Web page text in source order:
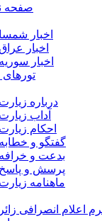
صفحه
اخبار شمسا
اخبار عراق
اخبار سوریه
تورهای
درباره زیارت
آداب زیارت
احکام زیارت
گفتگو و خطابه
بدعت و خرافه
پرسش و پاسخ
ماهنامه زیارت
اعلام انصرافی زائر